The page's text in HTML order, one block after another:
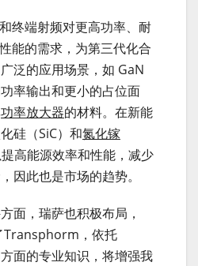
终端射频对更高功率、耐
能的需求，为第三代化合
泛的应用场景，如 GaN
率输出和更小的占位面
功率放大器的材料。在新能
硅（SiC）和氮化镓
提高能源效率和性能，减少
因此也是市场的趋势。
面，瑞萨也积极布局，
Transphorm，依托
面的专业知识，将增强我